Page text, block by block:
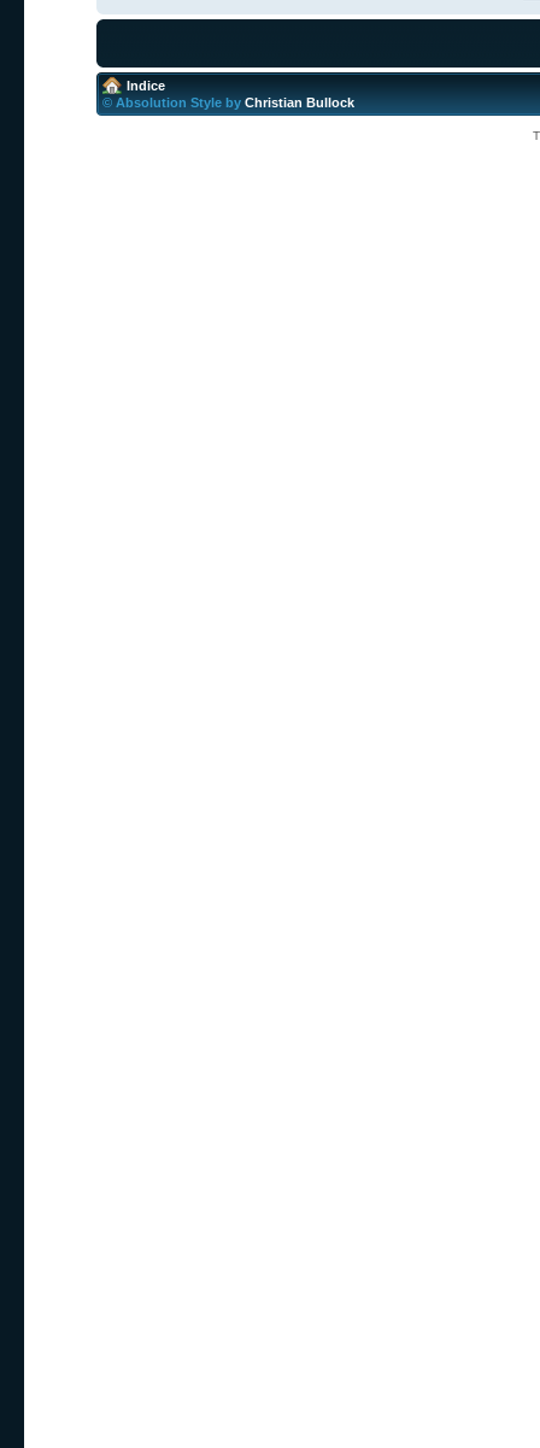
Indice
© Absolution Style by Christian Bullock